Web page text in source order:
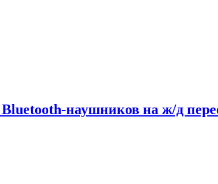
наушников на ж/д